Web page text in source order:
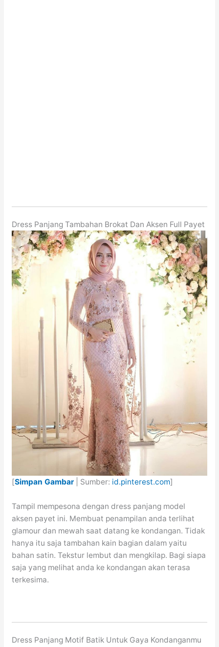
Dress Panjang Tambahan Brokat Dan Aksen Full Payet
[Simpan Gambar| Sumber: id.pinterest.com]
Tampil mempesona dengan dress panjang model
aksen payet ini. Membuat penampilan anda terlihat
glamour dan mewah saat datang ke kondangan. Tidak
hanya itu saja tambahan kain bagian dalam yaitu
bahan satin. Tekstur lembut dan mengkilap. Bagi siapa
saja yang melihat anda ke kondangan akan terasa
terkesima.
Dress Panjang Motif Batik Untuk Gaya Kondanganmu